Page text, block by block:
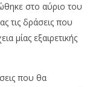
στο αύριο του
τις δράσεις που
μίας εξαιρετικής
που θα